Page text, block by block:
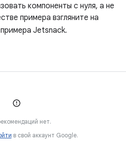
компоненты с нуля, а не
примера взгляните на
Jetsnack.
нет.
в свой аккаунт Google.